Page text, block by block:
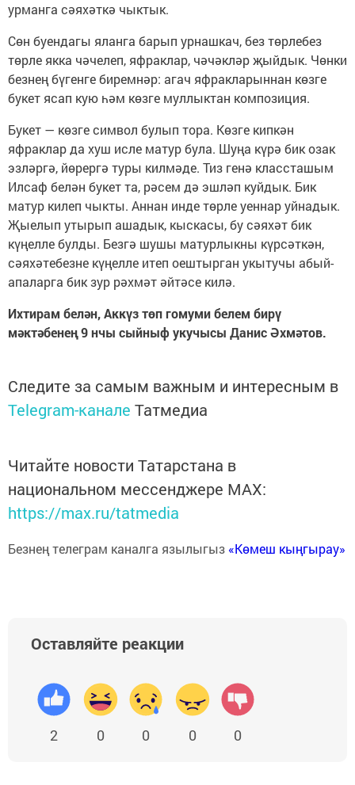
урманга сәяхәткә чыктык.
Сөн буендагы яланга барып урнашкач, без төрлебез
төрле якка чәчелеп, яфраклар, чәчәкләр җыйдык. Чөнки
безнең бүгенге биремнәр: агач яфракларыннан көзге
букет ясап кую һәм көзге муллыктан композиция.
Букет — көзге символ булып тора. Көзге кипкән
яфраклар да хуш исле матур була. Шуңа күрә бик озак
эзләргә, йөрергә туры килмәде. Тиз генә классташым
Илсаф белән букет та, рәсем дә эшләп куйдык. Бик
матур килеп чыкты. Аннан инде төрле уеннар уйнадык.
Җыелып утырып ашадык, кыскасы, бу сәяхәт бик
күңелле булды. Безгә шушы матурлыкны күрсәткән,
сәяхәтебезне күңелле итеп оештырган укытучы абый-
апаларга бик зур рәхмәт әйтәсе килә.
Ихтирам белән, Аккүз төп гомуми белем бирү
мәктәбенең 9 нчы сыйныф укучысы Данис Әхмәтов.
Следите за самым важным и интересным в
Telegram-канале Татмедиа
Читайте новости Татарстана в
национальном мессенджере MАХ:
https://max.ru/tatmedia
Безнең телеграм каналга язылыгыз «Көмеш кыңгырау»
Оставляйте реакции
2 0 0 0 0